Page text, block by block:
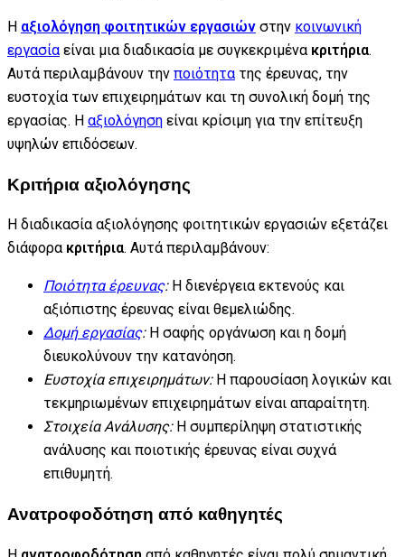
Η αξιολόγηση φοιτητικών εργασιών στην κοινωνική
εργασίαείναι μια διαδικασία με συγκεκριμένα κριτήρια.
Αυτά περιλαμβάνουν την ποιότητατης έρευνας, την
ευστοχία των επιχειρημάτων και τη συνολική δομή της
εργασίας. Η αξιολόγηση είναι κρίσιμη για την επίτευξη
υψηλών επιδόσεων.
Κριτήρια αξιολόγησης
Η διαδικασία αξιολόγησης φοιτητικών εργασιών εξετάζει
διάφορα κριτήρια. Αυτά περιλαμβάνουν:
Ποιότητα έρευνας:Η διενέργεια εκτενούς και
αξιόπιστης έρευνας είναι θεμελιώδης.
Δομή εργασίας:Η σαφής οργάνωση και η δομή
διευκολύνουν την κατανόηση.
Ευστοχία επιχειρημάτων:Η παρουσίαση λογικών και
τεκμηριωμένων επιχειρημάτων είναι απαραίτητη.
Στοιχεία Ανάλυσης:Η συμπερίληψη στατιστικής
ανάλυσης και ποιοτικής έρευνας είναι συχνά
επιθυμητή.
Ανατροφοδότηση από καθηγητές